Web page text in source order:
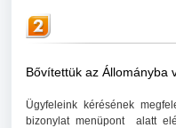
Bővítettük az Állományba
Ügyfeleink kérésének
bizonylat menüpont alatt